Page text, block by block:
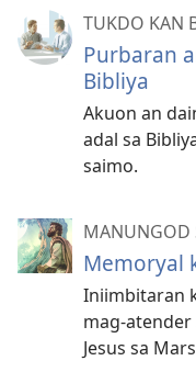
TUKDO KAN
Purbaran
Bibliya
Akuon an
adal sa
saimo.
MANUNGOD
Memoryal
Iniimbitaran
mag-
Jesus sa